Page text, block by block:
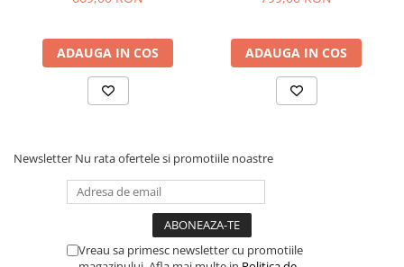
ADAUGA IN COS ADAUGA IN COS
Newsletter Nu rata ofertele si promotiile noastre
Vreau sa primesc newsletter cu promotiile